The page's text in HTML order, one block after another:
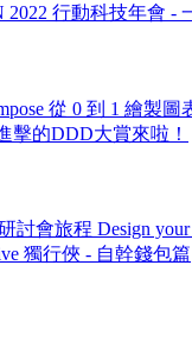
2022 行動科技年會 -
從 0 到 1 繪製圖
擊的DDD大賞來啦！
討會旅程 Design your
獨行俠 - 自幹錢包篇